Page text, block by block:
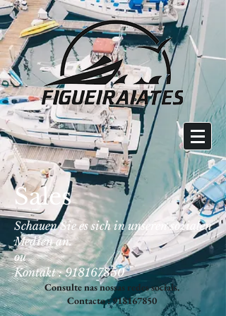
Sales
Schauen Sie es sich in unseren sozialen
Medien an.
ou
Kontakt :918167850
Consulte nas nossas redes sociais.
Contacto :918167850